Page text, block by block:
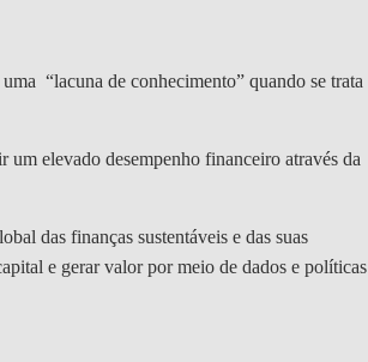
“lacuna de conhecimento” quando se trata
um elevado desempenho financeiro através da
das finanças sustentáveis e das suas
e gerar valor por meio de dados e políticas